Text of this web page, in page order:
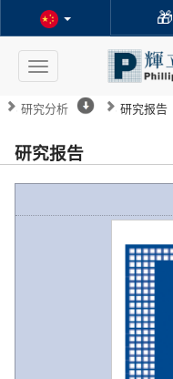
🎁
Toggle
navigation
研究分析 研究报告
研究报告